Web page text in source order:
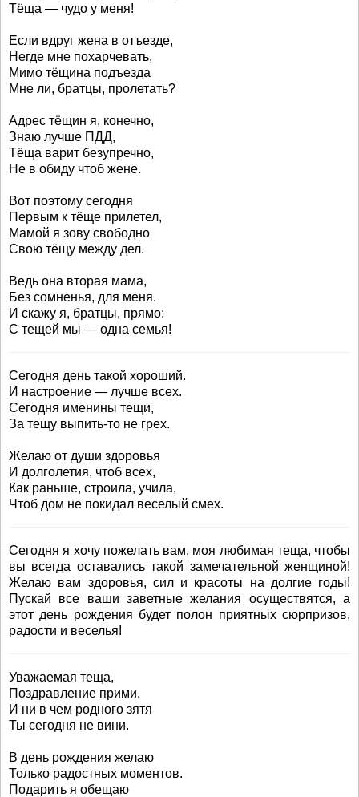
Тёща — чудо у меня!
Если вдруг жена в отъезде,
Негде мне похарчевать,
Мимо тёщина подъезда
Мне ли, братцы, пролетать?
Адрес тёщин я, конечно,
Знаю лучше ПДД,
Тёща варит безупречно,
Не в обиду чтоб жене.
Вот поэтому сегодня
Первым к тёще прилетел,
Мамой я зову свободно
Свою тёщу между дел.
Ведь она вторая мама,
Без сомненья, для меня.
И скажу я, братцы, прямо:
С тещей мы — одна семья!
Сегодня день такой хороший.
И настроение — лучше всех.
Сегодня именины тещи,
За тещу выпить-то не грех.
Желаю от души здоровья
И долголетия, чтоб всех,
Как раньше, строила, учила,
Чтоб дом не покидал веселый смех.
Сегодня я хочу пожелать вам, моя любимая теща, чтобы
вы всегда оставались такой замечательной женщиной!
Желаю вам здоровья, сил и красоты на долгие годы!
Пускай все ваши заветные желания осуществятся, а
этот день рождения будет полон приятных сюрпризов,
радости и веселья!
Уважаемая теща,
Поздравление прими.
И ни в чем родного зятя
Ты сегодня не вини.
В день рождения желаю
Только радостных моментов.
Подарить я обещаю